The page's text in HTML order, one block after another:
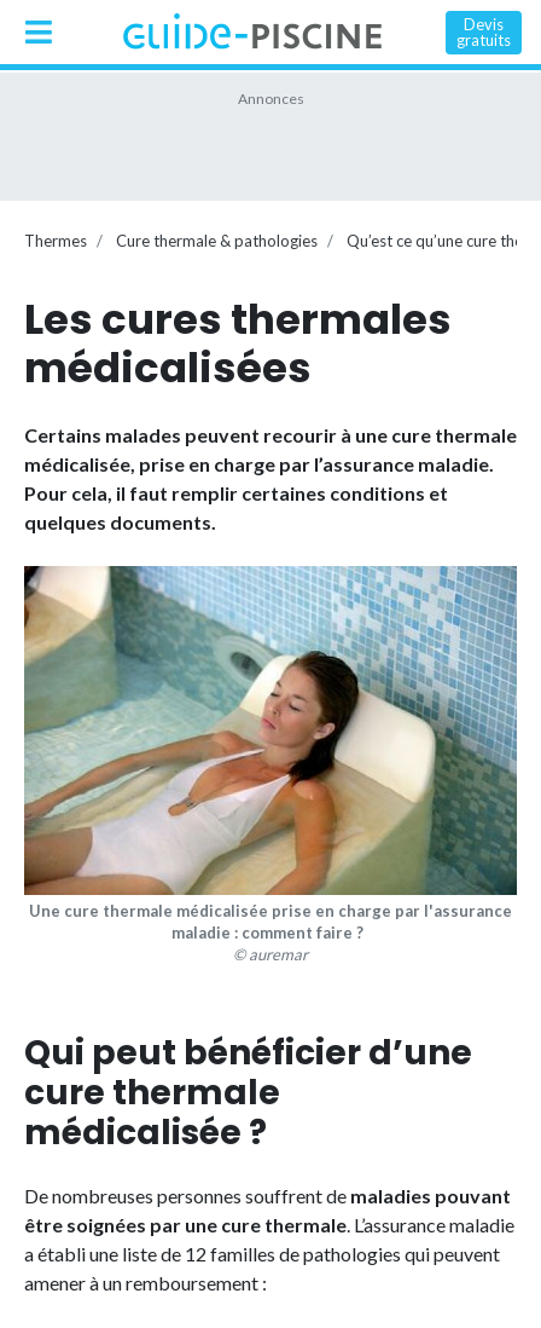
Devis
gratuits
Thermes Cure thermale & pathologies Qu’est ce qu’une cure
Les cures thermales
médicalisées
Certains malades peuvent recourir à une cure thermale
médicalisée, prise en charge par l’assurance maladie.
Pour cela, il faut remplir certaines conditions et
quelques documents.
Une cure thermale médicalisée prise en charge par l'assurance
maladie : comment faire ?
© auremar
Qui peut bénéficier d’une
cure thermale
médicalisée ?
De nombreuses personnes souffrent de maladies pouvant
être soignées par une cure thermale. L’assurance maladie
a établi une liste de 12 familles de pathologies qui peuvent
amener à un remboursement :